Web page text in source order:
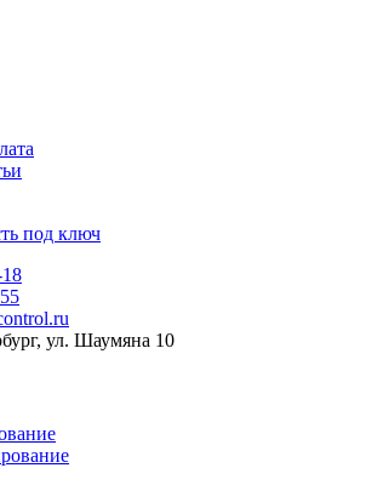
под ключ
ул. Шаумяна 10